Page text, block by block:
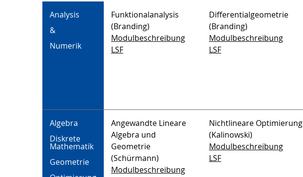
Analysis
&
Numerik
Funktionalanalysis
(Branding)
Modulbeschreibung
LSF
Differentialgeometrie
(Branding)
Modulbeschreibung
LSF
Algebra
Diskrete
Mathematik
Geometrie
Angewandte Lineare
Algebra und
Geometrie
(Schürmann)
Modulbeschreibung
Nichtlineare Optimierung
(Kalinowski)
Modulbeschreibung
LSF